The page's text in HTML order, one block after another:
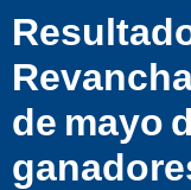
de mayo